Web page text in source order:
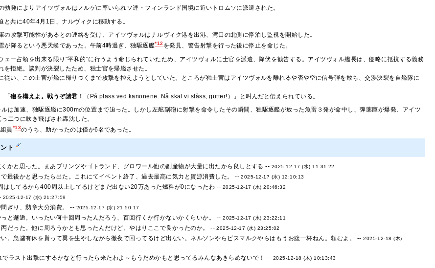
勃発によりアイツヴォルはノルゲに率いられソ連・フィンランド国境に近いトロムソに派遣された。
と共に40年4月1日、ナルヴィクに移動する。
の攻撃可能性があるとの連絡を受け、アイツヴォルはナルヴィク港を出港、湾口の北側に停泊し監視を開始した。
が降るという悪天候であった。午前4時過ぎ、独駆逐艦*12を発見、警告射撃を行った後に停止を命じた。
ェー占領を出来る限り"平和的"に行うよう命じられていたため、アイツヴォルに士官を派遣、降伏を勧告する。アイツヴォル艦長は、侵略に抵抗する義務
を拒絶。談判が決裂したため、独士官を帰艦させた。
従い、この士官が艦に帰りつくまで攻撃を控えようとしていた。ところが独士官はアイツヴォルを離れるや否や空に信号弾を放ち、交渉決裂を自艦隊に
「砲を構えよ。戦うぞ諸君！
（På plass ved kanonene. Nå skal vi slåss, gutter!）」と叫んだと伝えられている。
ルは加速、独駆逐艦に300mの位置まで迫った。しかし左舷副砲に射撃を命令したその瞬間、独駆逐艦が放った魚雷３発が命中し、弾薬庫が爆発、アイツ
二つに吹き飛ばされ轟沈した。
員*13のうち、助かったのは僅か6名であった。
ト
かと思った。まあプリンツやゴトランド、グロワール他の副産物が大量に出たから良しとする -- 2025-12-17 (水) 11:31:22
最後かと思ったら出た。これにてイベント終了、過去最高に気力と資源消費した。 --2025-12-17 (水) 12:10:13
はしてるから400周以上してるけどまだ出ない20万あった燃料が0になったわ -- 2025-12-17 (水) 20:46:32
2025-12-17 (水) 21:27:59
ぎり、勲章大分消費。 -- 2025-12-17 (水) 21:50:17
と邂逅。いったい何十回周ったんだろう、百回行くか行かないかくらいか。 --2025-12-17 (水) 23:22:11
だった。他に周ろうかとも思ったんだけど、やはりここで良かったのか。 --2025-12-17 (水) 23:25:02
。急遽有休を貰って翼を生やしながら徹夜で回ってるけど出ない。ネルソンやらビスマルクやらはもうお腹一杯ねん。頼むよ。 --2025-12-18 (木)
でラスト出撃にするかなと行ったら来たわよ～もうだめかもと思ってるみんなあきらめないで！ -- 2025-12-18 (木) 10:13:43